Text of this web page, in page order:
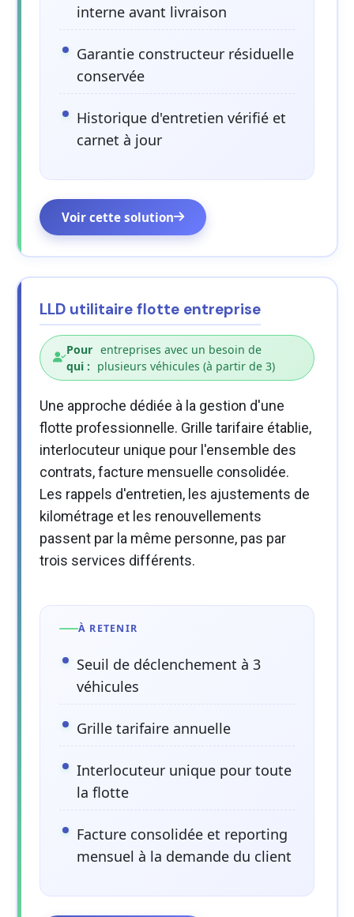
interne avant livraison
Garantie constructeur résiduelle
conservée
Historique d'entretien vérifié et
carnet à jour
Voir cette solution
LLD utilitaire flotte entreprise
Pour
qui :
entreprises avec un besoin de
plusieurs véhicules (à partir de 3)
Une approche dédiée à la gestion d'une
flotte professionnelle. Grille tarifaire établie,
interlocuteur unique pour l'ensemble des
contrats, facture mensuelle consolidée.
Les rappels d'entretien, les ajustements de
kilométrage et les renouvellements
passent par la même personne, pas par
trois services différents.
À RETENIR
Seuil de déclenchement à 3
véhicules
Grille tarifaire annuelle
Interlocuteur unique pour toute
la flotte
Facture consolidée et reporting
mensuel à la demande du client